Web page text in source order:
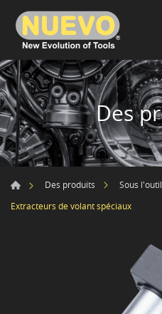
Des
Des produits
Sous
Extracteurs de volant spéciaux